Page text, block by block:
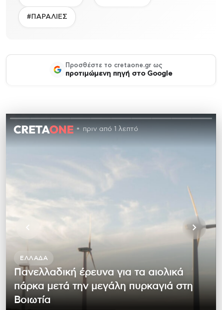
#ΠΑΡΑΛΙΕΣ
Προσθέστε το cretaone.gr ως
προτιμώμενη πηγή στο Google
πριν από 1 λεπτό
ΕΛΛΆΔΑ
Πανελλαδική έρευνα για τα αιολικά
πάρκα μετά την μεγάλη πυρκαγιά στη
Βοιωτία